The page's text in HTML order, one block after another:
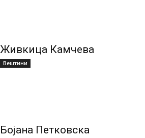
Живкица Камчева
Вештини
Бојана Петковска